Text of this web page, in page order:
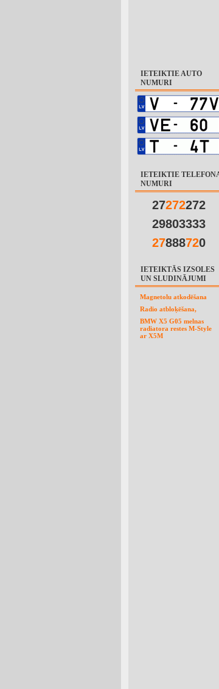
IETEIKTIE AUTO
NUMURI
IETEIKTIE
NUMURI
27272272
29803333
27888720
IETEIKTĀS IZSOLES
UN SLUDINĀJUMI
Magnetolu atkodēšana
Radio atbloķēšana,
BMW X5 G05 melnas
radiatora restes M-Style
ar X5M